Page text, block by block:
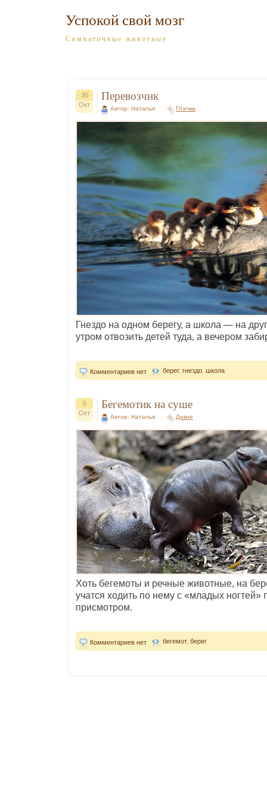
Успокой свой мозг
Симпатичные животные
30
Окт
Перевозчик
Автор: Наталья Птички
Гнездо на одном берегу, а школа — на
утром отвозить детей туда, а вечером
Комментариев нет берег, гнездо школа
5
Окт
Бегемотик на суше
Автор: Наталья Дикие
Хоть бегемоты и речные животные, на
учатся ходить по нему с «младых
присмотром.
Комментариев нет бегемот, берег